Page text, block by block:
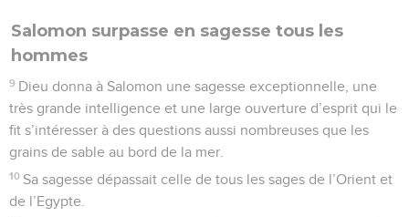
Salomon surpasse en sagesse tous les
hommes
9 Dieu donna à Salomon une sagesse exceptionnelle, une
très grande intelligence et une large ouverture d’esprit qui le
fit s’intéresser à des questions aussi nombreuses que les
grains de sable au bord de la mer.
10 Sa sagesse dépassait celle de tous les sages de l’Orient et
de l’Egypte.